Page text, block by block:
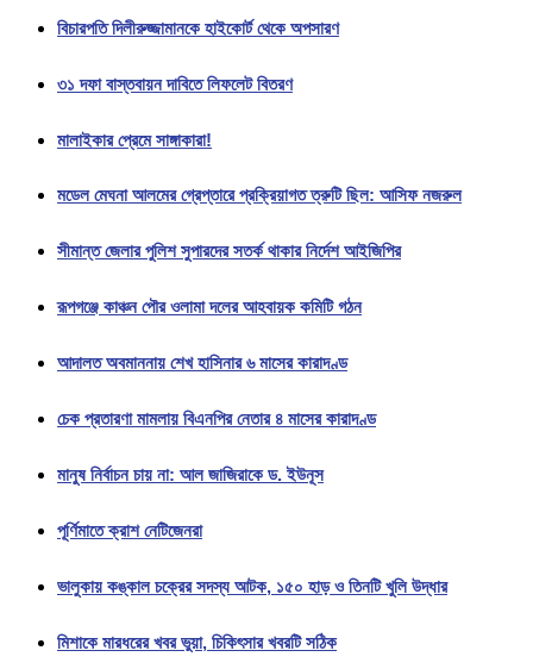
বিচারপতি দিলীরুজ্জামানকে হাইকোর্ট থেকে অপসারণ
৩১ দফা বাস্তবায়ন দাবিতে লিফলেট বিতরণ
মালাইকার প্রেমে সাঙ্গাকারা!
মডেল মেঘনা আলমের গ্রেপ্তারে প্রক্রিয়াগত ত্রুটি ছিল: আসিফ নজরুল
সীমান্ত জেলার পুলিশ সুপারদের সতর্ক থাকার নির্দেশ আইজিপির
রূপগঞ্জে কাঞ্চন পৌর ওলামা দলের আহবায়ক কমিটি গঠন
আদালত অবমাননায় শেখ হাসিনার ৬ মাসের কারাদণ্ড
চেক প্রতারণা মামলায় বিএনপির নেতার ৪ মাসের কারাদণ্ড
মানুষ নির্বাচন চায় না: আল জাজিরাকে ড. ইউনূস
পূর্ণিমাতে ক্রাশ নেটিজেনরা
ভালুকায় কঙ্কাল চক্রের সদস্য আটক, ১৫০ হাড় ও তিনটি খুলি উদ্ধার
মিশাকে মারধরের খবর ভুয়া, চিকিৎসার খবরটি সঠিক